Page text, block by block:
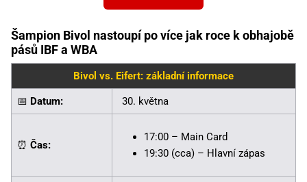
Šampion Bivol nastoupí po více jak roce k obhajobě
pásů IBF a WBA
Bivol vs. Eifert: základní informace
📅 Datum: 30. května
⏰ Čas:
17:00 – Main Card
19:30 (cca) – Hlavní zápas